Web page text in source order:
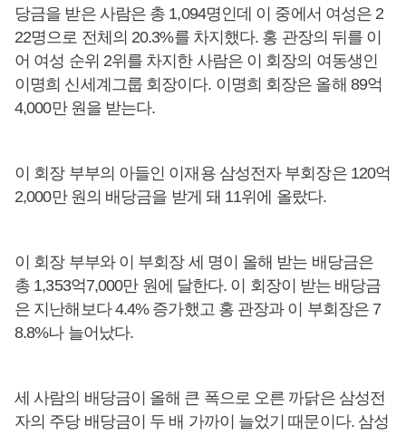
당금을 받은 사람은 총 1,094명인데 이 중에서 여성은 2
22명으로 전체의 20.3%를 차지했다. 홍 관장의 뒤를 이
어 여성 순위 2위를 차지한 사람은 이 회장의 여동생인
이명희 신세계그룹 회장이다. 이명희 회장은 올해 89억
4,000만 원을 받는다.
이 회장 부부의 아들인 이재용 삼성전자 부회장은 120억
2,000만 원의 배당금을 받게 돼 11위에 올랐다.
이 회장 부부와 이 부회장 세 명이 올해 받는 배당금은
총 1,353억7,000만 원에 달한다. 이 회장이 받는 배당금
은 지난해보다 4.4% 증가했고 홍 관장과 이 부회장은 7
8.8%나 늘어났다.
세 사람의 배당금이 올해 큰 폭으로 오른 까닭은 삼성전
자의 주당 배당금이 두 배 가까이 늘었기 때문이다. 삼성